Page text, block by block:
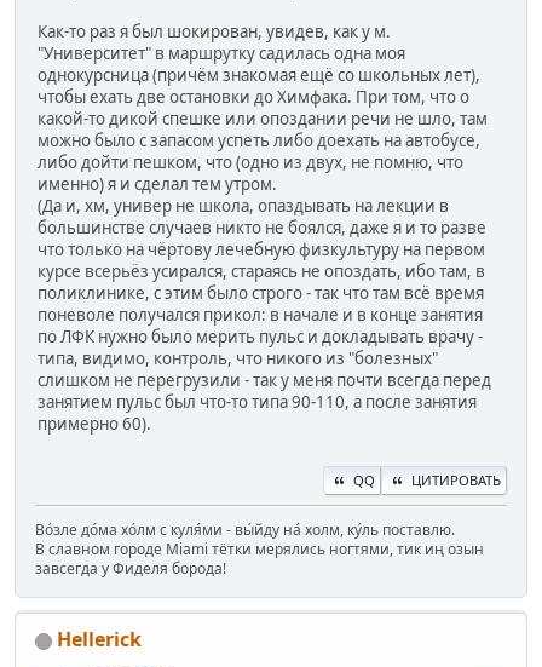
Как-то раз я был шокирован, увидев, как у м.
"Университет" в маршрутку садилась одна моя
однокурсница (причём знакомая ещё со школьных лет),
чтобы ехать две остановки до Химфака. При том, что о
какой-то дикой спешке или опоздании речи не шло, там
можно было с запасом успеть либо доехать на автобусе,
либо дойти пешком, что (одно из двух, не помню, что
именно) я и сделал тем утром.
(Да и, хм, универ не школа, опаздывать на лекции в
большинстве случаев никто не боялся, даже я и то разве
что только на чёртову лечебную физкультуру на первом
курсе всерьёз усирался, стараясь не опоздать, ибо там, в
поликлинике, с этим было строго - так что там всё время
поневоле получался прикол: в начале и в конце занятия
по ЛФК нужно было мерить пульс и докладывать врачу -
типа, видимо, контроль, что никого из "болезных"
слишком не перегрузили - так у меня почти всегда перед
занятием пульс был что-то типа 90-110, а после занятия
примерно 60).
QQ ЦИТИРОВАТЬ
Во́зле до́ма хо́лм с куля́ми - вы́йду на́ холм, ку́ль поставлю.
В славном городе Miami тётки мерялись ногтями, тик иң озын
завсегда у Фиделя борода!
Hellerick